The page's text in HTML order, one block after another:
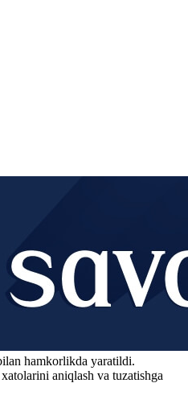
hamkorlikda yaratildi.
aniqlash va tuzatishga